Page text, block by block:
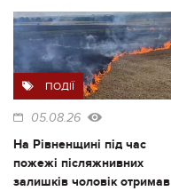
ПОДІЇ
05.08.26
На Рівненщині під час
пожежі післяжнивних
залишків чоловік отримав